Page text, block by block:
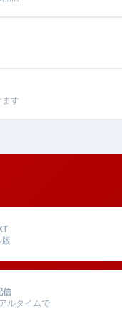
す
信
ルタイムで